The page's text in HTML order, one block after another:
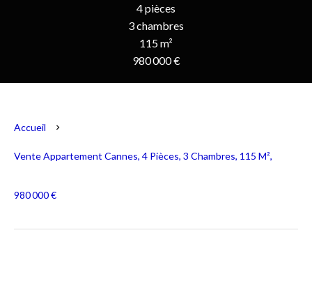
4 pièces
3 chambres
115 m²
980 000 €
Accueil
Vente Appartement Cannes, 4 Pièces, 3 Chambres, 115 M²,
980 000 €